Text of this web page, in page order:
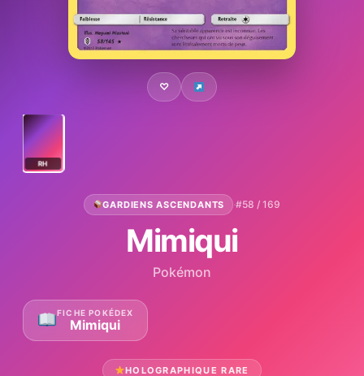
♡
RH
GARDIENS ASCENDANTS ·#58 / 169
Mimiqui
Pokémon
FICHE POKÉDEX
Mimiqui
HOLOGRAPHIQUE RARE